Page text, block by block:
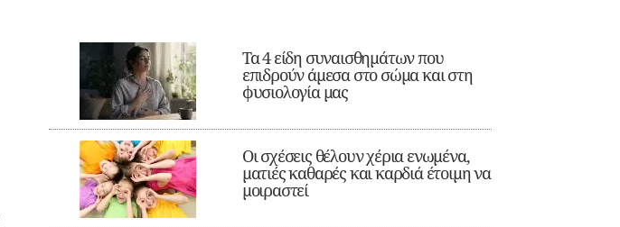
Τα 4 είδη συναισθημάτων που
επιδρούν άμεσα στο σώμα και στη
φυσιολογία μας
Οι σχέσεις θέλουν χέρια ενωμένα,
ματιές καθαρές και καρδιά έτοιμη να
μοιραστεί